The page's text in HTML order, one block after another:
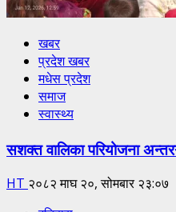
खबर
प्रदेश खबर
मधेस प्रदेश
समाज
स्वास्थ्य
सशक्त वालिका परियोजना
HT २०८२ माघ २०, सोमबार २३:०७